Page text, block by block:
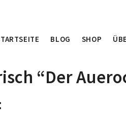
BLOG SHOP
“Der